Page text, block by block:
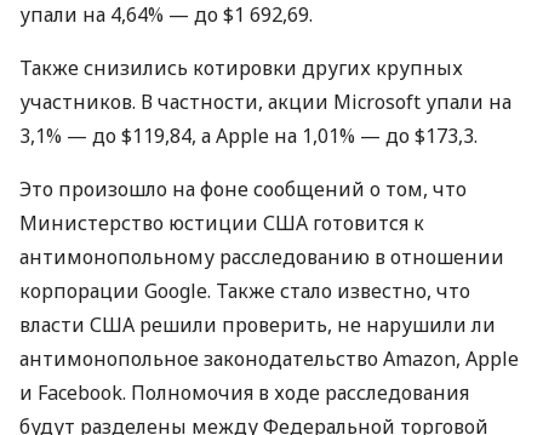
упали на 4,64% — до $1 692,69.
Также снизились котировки других крупных
участников. В частности, акции Microsoft упали на
3,1% — до $119,84, а Apple на 1,01% — до $173,3.
Это произошло на фоне сообщений о том, что
Министерство юстиции США готовится к
антимонопольному расследованию в отношении
корпорации Google. Также стало известно, что
власти США решили проверить, не нарушили ли
антимонопольное законодательство Amazon, Apple
и Facebook. Полномочия в ходе расследования
будут разделены между Федеральной торговой